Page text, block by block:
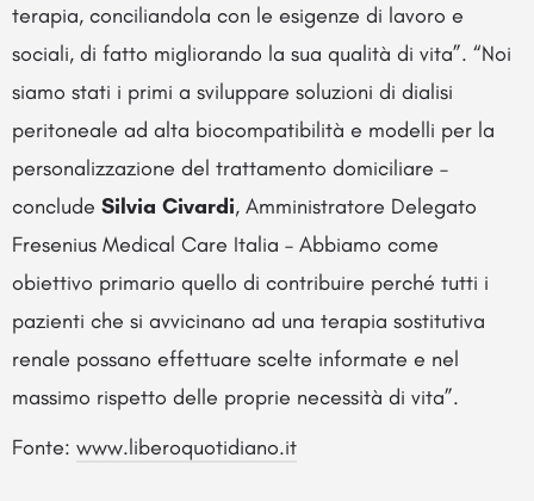
terapia, conciliandola con le esigenze di lavoro e
sociali, di fatto migliorando la sua qualità di vita”. “Noi
siamo stati i primi a sviluppare soluzioni di dialisi
peritoneale ad alta biocompatibilità e modelli per la
personalizzazione del trattamento domiciliare –
conclude Silvia Civardi, Amministratore Delegato
Fresenius Medical Care Italia – Abbiamo come
obiettivo primario quello di contribuire perché tutti i
pazienti che si avvicinano ad una terapia sostitutiva
renale possano effettuare scelte informate e nel
massimo rispetto delle proprie necessità di vita”.
Fonte: www.liberoquotidiano.it